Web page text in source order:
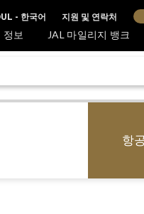
- 한국어 지원 및 연락처
정보 JAL 마일리지 뱅크
항